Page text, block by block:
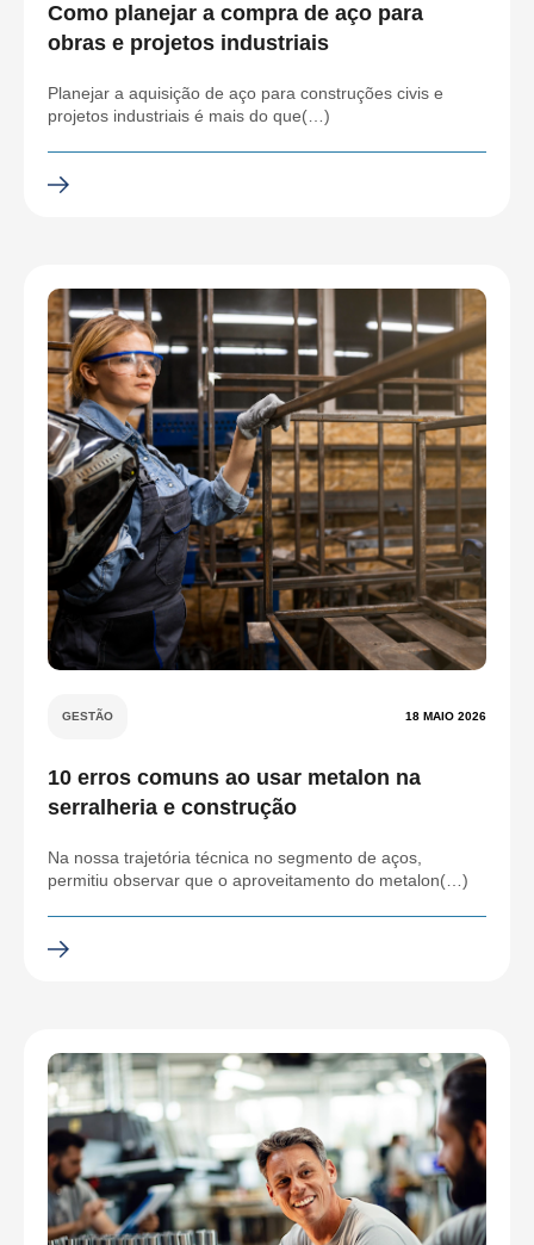
Como planejar a compra de aço para
obras e projetos industriais
Planejar a aquisição de aço para construções civis e
projetos industriais é mais do que(…)
GESTÃO 18 MAIO 2026
10 erros comuns ao usar metalon na
serralheria e construção
Na nossa trajetória técnica no segmento de aços,
permitiu observar que o aproveitamento do metalon(…)